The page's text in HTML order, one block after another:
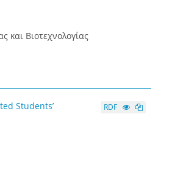
και Βιοτεχνολογίας
Students’ RDF